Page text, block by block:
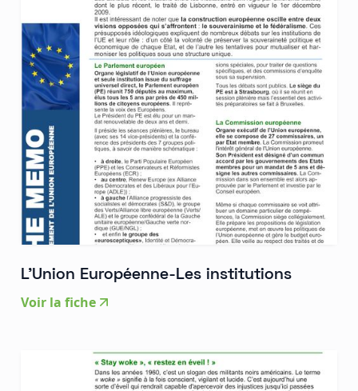
L'Union Européenne-Les institutions
Voir la fiche